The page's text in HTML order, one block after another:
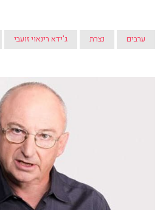
ערבים נצרת ג'ידא רינאוי זועבי